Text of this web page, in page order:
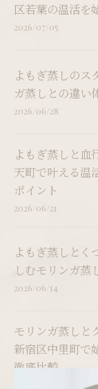
区若葉の温活を
2026/07/05
よもぎ蒸しのス
ガ蒸しとの違い
2026/06/28
よもぎ蒸しと血
天町で叶える温
ポイント
2026/06/21
よもぎ蒸しとく
しむモリンガ蒸
2026/06/14
モリンガ蒸しと
新宿区中里町で
徹底比較